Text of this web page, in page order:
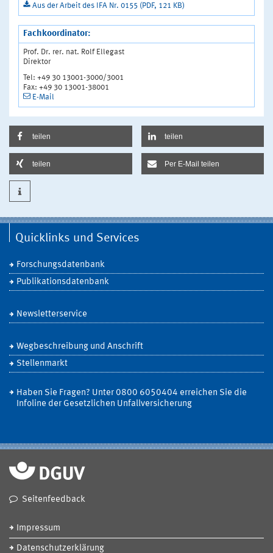
Aus der Arbeit des IFA Nr. 0155 (PDF, 121 KB)
Fachkoordinator:
Prof. Dr. rer. nat. Rolf Ellegast
Direktor
Tel: +49 30 13001-3000/3001
Fax: +49 30 13001-38001
E-Mail
teilen teilen
teilen Per E-Mail teilen
Quicklinks und Services
Forschungsdatenbank
Publikationsdatenbank
Newsletterservice
Wegbeschreibung und Anschrift
Stellenmarkt
Haben Sie Fragen? Unter 0800 6050404 erreichen Sie die
Infoline der Gesetzlichen Unfallversicherung
Seitenfeedback
Impressum
Datenschutzerklärung